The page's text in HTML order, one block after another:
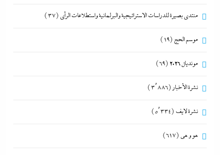
منتدى بصيرة للدراسات الاستراتيجية والبرلمانية واستطلاعات الرأى (37)
موسم الحج (19)
مونديال 2026 (69)
نشرة الأخبار (3٬886)
نشرة لايف (5٬334)
هو و هي (617)